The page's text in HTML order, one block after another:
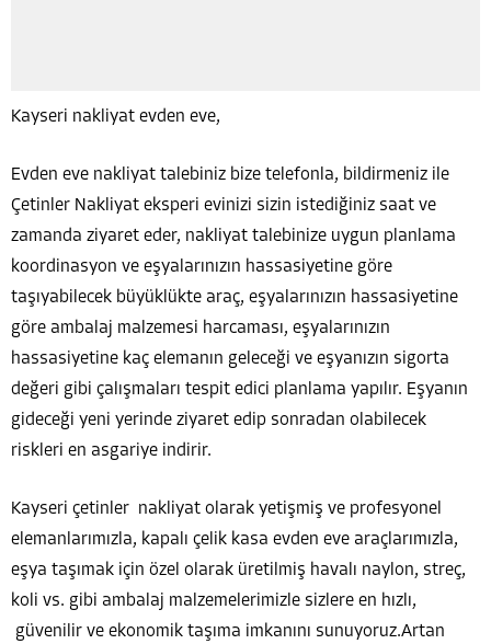
Kayseri nakliyat evden eve,
Evden eve nakliyat talebiniz bize telefonla, bildirmeniz ile
Çetinler Nakliyat eksperi evinizi sizin istediğiniz saat ve
zamanda ziyaret eder, nakliyat talebinize uygun planlama
koordinasyon ve eşyalarınızın hassasiyetine göre
taşıyabilecek büyüklükte araç, eşyalarınızın hassasiyetine
göre ambalaj malzemesi harcaması, eşyalarınızın
hassasiyetine kaç elemanın geleceği ve eşyanızın sigorta
değeri gibi çalışmaları tespit edici planlama yapılır. Eşyanın
gideceği yeni yerinde ziyaret edip sonradan olabilecek
riskleri en asgariye indirir.
Kayseri çetinler nakliyat olarak yetişmiş ve profesyonel
elemanlarımızla, kapalı çelik kasa evden eve araçlarımızla,
eşya taşımak için özel olarak üretilmiş havalı naylon, streç,
koli vs. gibi ambalaj malzemelerimizle sizlere en hızlı,
güvenilir ve ekonomik taşıma imkanını sunuyoruz.Artan